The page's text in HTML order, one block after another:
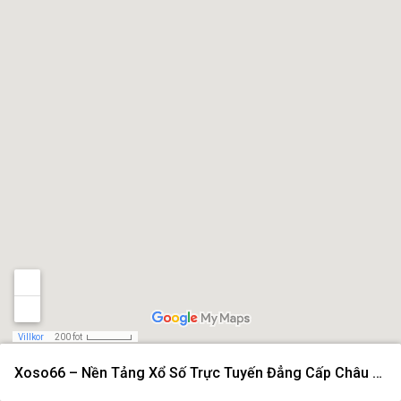
Xoso66 – Nền Tảng Xổ Số Trực Tuyến Đẳng Cấp Châu Á Năm 2026
Villkor 200 fot